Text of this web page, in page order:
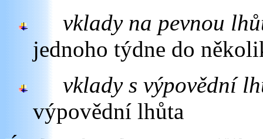
vklady na pevnou
jednoho týdne do
vklady s výpovědní
výpovědní lhůta